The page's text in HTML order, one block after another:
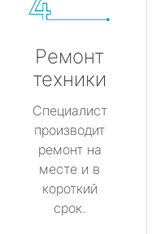
Ремонт
техники
Специалист
производит
ремонт на
месте и в
короткий
срок.